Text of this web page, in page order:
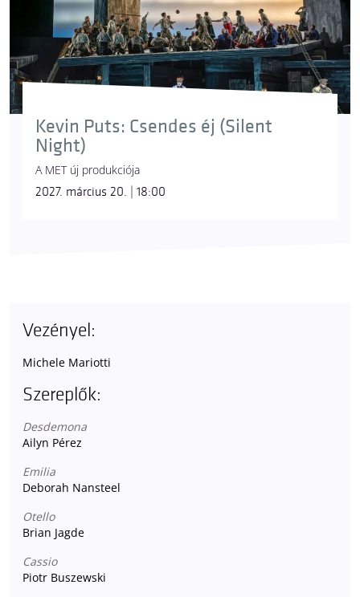
Kevin Puts: Csendes éj (Silent
Night)
A MET új produkciója
2027. március 20. | 18:00
Vezényel:
Michele Mariotti
Szereplők:
Desdemona
Ailyn Pérez
Emilia
Deborah Nansteel
Otello
Brian Jagde
Cassio
Piotr Buszewski